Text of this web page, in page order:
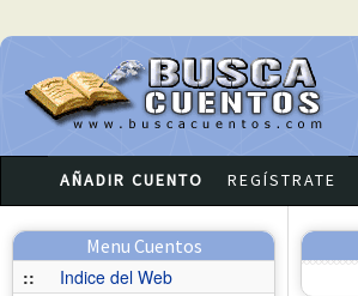
AÑADIR CUENTO REGÍSTRATE
Menu Cuentos
::
Indice del Web